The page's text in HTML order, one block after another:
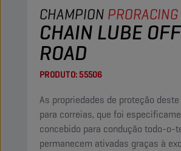
CHAMPION
CHAIN LUBE OFF
ROAD
PRODUTO:55506
As propriedades de proteção
para correias, que foi
concebido para condução todo-o-
permanecem ativadas graças à